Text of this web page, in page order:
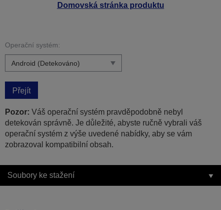
Domovská stránka produktu
Operační systém:
Přejít
Pozor: Váš operační systém pravděpodobně nebyl
detekován správně. Je důležité, abyste ručně vybrali váš
operační systém z výše uvedené nabídky, aby se vám
zobrazoval kompatibilní obsah.
Soubory ke stažení